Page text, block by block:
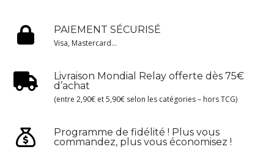
PAIEMENT SÉCURISÉ
Visa, Mastercard...
Livraison Mondial Relay offerte dès 75€
d’achat
(entre 2,90€ et 5,90€ selon les catégories – hors TCG)
Programme de fidélité ! Plus vous
commandez, plus vous économisez !